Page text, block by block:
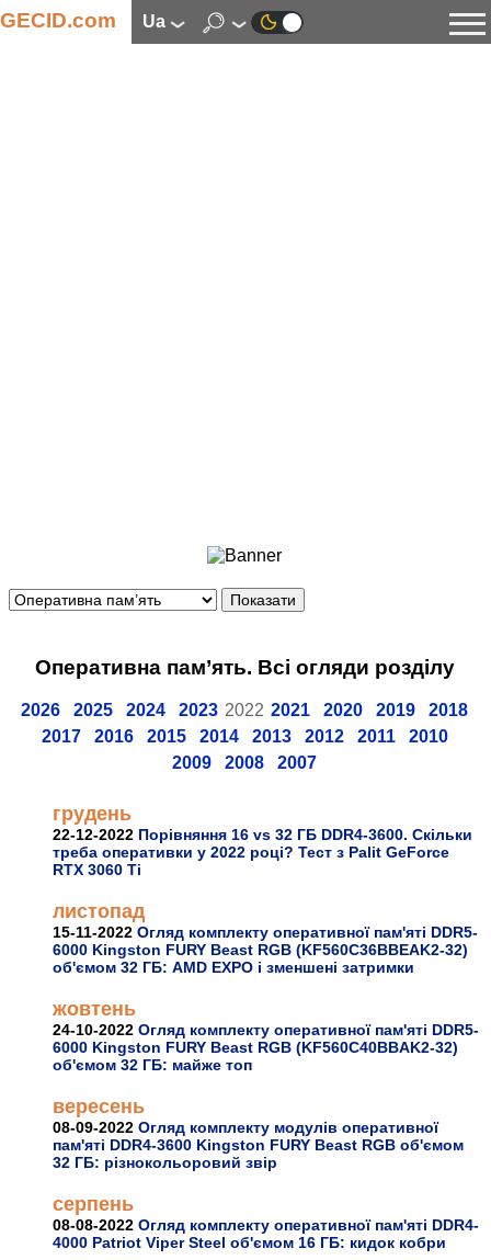
GECID.com ua
Смартфони
Периферія
Програмне забезпечення
Оперативна пам’ять. Всі огляди розділу
2026 2025 2024 2023 2022 2021 2020 2019
2018
2017
2016 2015 2014 2013 2012 2011
2010
2009
2008 2007
грудень
22-12-2022 Порівняння 16 vs 32 ГБ DDR4-3600. Скільки
треба оперативки у 2022 році? Тест з Palit GeForce
RTX 3060 Ti
листопад
15-11-2022 Огляд комплекту оперативної пам'яті DDR5-
6000 Kingston FURY Beast RGB (KF560C36BBEAK2-32)
об'ємом 32 ГБ: AMD EXPO і зменшені затримки
жовтень
24-10-2022 Огляд комплекту оперативної пам'яті DDR5-
6000 Kingston FURY Beast RGB (KF560C40BBAK2-32)
об'ємом 32 ГБ: майже топ
вересень
08-09-2022 Огляд комплекту модулів оперативної
пам'яті DDR4-3600 Kingston FURY Beast RGB об'ємом
32 ГБ: різнокольоровий звір
серпень
08-08-2022 Огляд комплекту оперативної пам'яті DDR4-
4000 Patriot Viper Steel об'ємом 16 ГБ: кидок кобри